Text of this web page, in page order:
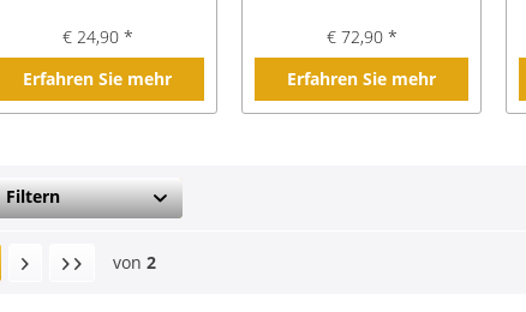
€ 24,90 *
Erfahren Sie mehr
€ 72,90 *
Erfahren Sie mehr
Filtern
von 2